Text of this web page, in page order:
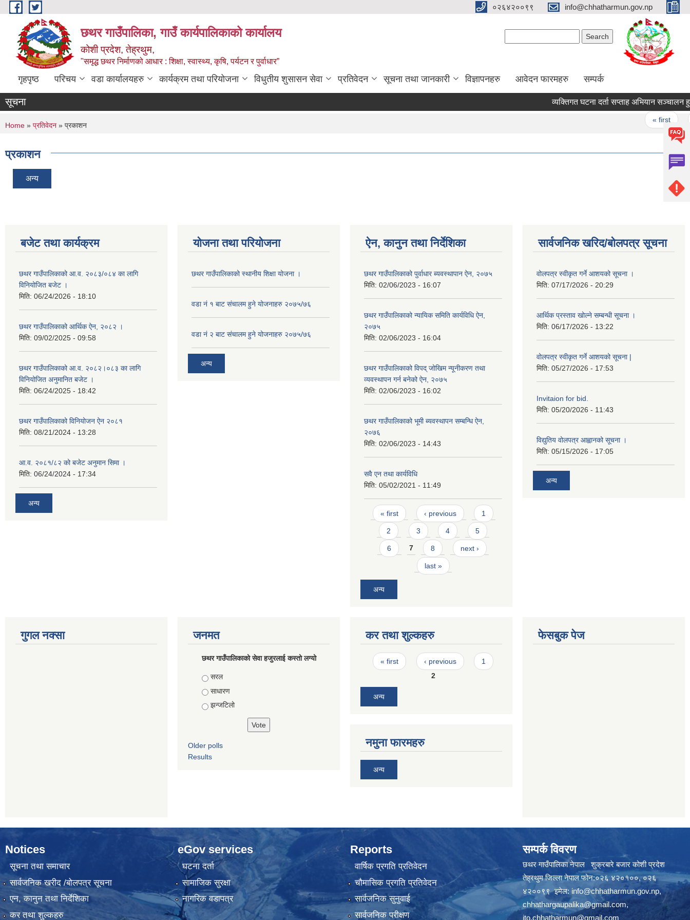
Skip to main content ०२६४२००९९ info@chhatharmun.gov.np
छथर गाउँपालिका, गाउँ कार्यपालिकाको कार्यालय
कोशी प्रदेश, तेह्रथुम,
"समृद्ध छथर निर्माणको आधार : शिक्षा, स्वास्थ्य, कृषि, पर्यटन र पुर्वाधार”
गृहपृष्ठ परिचय वडा कार्यालयहरु कार्यक्रम तथा परियोजना विधुतीय शुसासन सेवा प्रतिवेदन सूचना तथा जानकारी विज्ञापनहरु आवेदन फारमहरु सम्पर्क
सूचना व्यक्तिगत घटना दर्ता सप्ताह अभियान सञ्चालन हुने
« first
You are here
Home » प्रतिवेदन » प्रकाशन
प्रकाशन
अन्य
बजेट तथा कार्यक्रम
छथर गाउँपालिकाको आ.व. २०८३/०८४ का लागि
विनियोजित बजेट ।
मिति: 06/24/2026 - 18:10
छथर गाउँपालिकाको आर्थिक ऐन, २०८२ ।
मिति: 09/02/2025 - 09:58
छथर गाउँपालिकाको आ.व. २०८२।०८३ का लागि
विनियोजित अनुमानित बजेट ।
मिति: 06/24/2025 - 18:42
छथर गाउँपालिकाको विनियोजन ऐन २०८१
मिति: 08/21/2024 - 13:28
आ.व. २०८१/८२ को बजेट अनुमान सिमा ।
मिति: 06/24/2024 - 17:34
अन्य
योजना तथा परियोजना
छथर गाउँपालिकाको स्थानीय शिक्षा योजना ।
वडा नं १ बाट संचालम हुने योजनाहरु २०७५/७६
वडा नं २ बाट संचालम हुने योजनाहरु २०७५/७६
अन्य
ऐन, कानुन तथा निर्देशिका
छथर गाउँपालिकाको पुर्वाधार ब्यवस्थापान ऐन, २०७५
मिति: 02/06/2023 - 16:07
छथर गाउँपालिकाको न्यायिक समिति कार्यविधि ऐन,
२०७५
मिति: 02/06/2023 - 16:04
छथर गाउँपालिकाको विपद् जोखिम न्यूनीकरण तथा
व्यवस्थापन गर्न बनेको ऐन, २०७५
मिति: 02/06/2023 - 16:02
छथर गाउँपालिकाको भूमी ब्यवस्थापन सम्बन्धि ऐन,
२०७६
मिति: 02/06/2023 - 14:43
सवै एन तथा कार्यविधि
मिति: 05/02/2021 - 11:49
Pages
« first ‹ previous 1
2 3 4 5
6 7 8 next ›
last »
अन्य
सार्वजनिक खरिद/बोलपत्र सूचना
वोलपत्र स्वीकृत गर्ने आशयको सूचना ।
मिति: 07/17/2026 - 20:29
आर्थिक प्रस्ताव खोल्ने सम्बन्धी सूचना ।
मिति: 06/17/2026 - 13:22
वोलपत्र स्वीकृत गर्ने आशयको सूचना |
मिति: 05/27/2026 - 17:53
Invitaion for bid.
मिति: 05/20/2026 - 11:43
विद्युतिय वोलपत्र आह्वानको सूचना ।
मिति: 05/15/2026 - 17:05
अन्य
गुगल नक्सा जनमत
छथर गाउँपालिकाको सेवा हजुरलाई कस्तो लग्यो
Choices
सरल
साधारण
झन्जटिलो
Older polls
Results
कर तथा शुल्कहरु
Pages
« first ‹ previous
1
2
अन्य
नमुना फारमहरु
अन्य
फेसबुक पेज
Notices
सूचना तथा समाचार
सार्वजनिक खरीद /बोलपत्र सूचना
एन, कानुन तथा निर्देशिका
कर तथा शुल्कहरु
eGov services
घटना दर्ता
सामाजिक सुरक्षा
नागरिक वडापत्र
Reports
वार्षिक प्रगति प्रतिवेदन
चौमासिक प्रगति प्रतिवेदन
सार्वजनिक सुनुवाई
सार्वजनिक परीक्षण
सम्पर्क विवरण
छथर गाउँपालिका नेपाल शुक्रबारे बजार कोशी प्रदेश
तेह्रथुम जिल्ला नेपाल फोन:०२६ ४२०१००, ०२६
४२००९९ इमेल: info@chhatharmun.gov.np,
chhathargaupalika@gmail.com,
ito.chhatharmun@gmail.com